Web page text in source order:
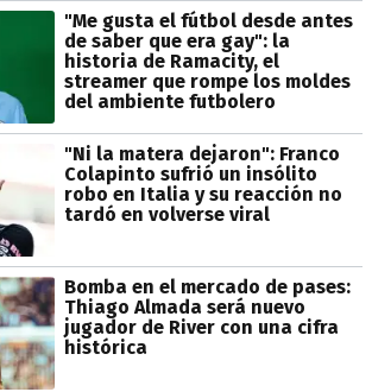
"Me gusta el fútbol desde antes
de saber que era gay": la
historia de Ramacity, el
streamer que rompe los moldes
del ambiente futbolero
"Ni la matera dejaron": Franco
Colapinto sufrió un insólito
robo en Italia y su reacción no
tardó en volverse viral
Bomba en el mercado de pases:
Thiago Almada será nuevo
jugador de River con una cifra
histórica